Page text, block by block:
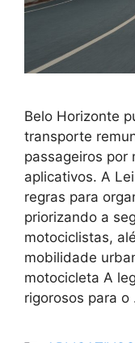
Belo Horizonte
transporte
passageiros por
aplicativos. A
regras para
priorizando a
motociclistas,
mobilidade
motocicleta A
rigorosos para o